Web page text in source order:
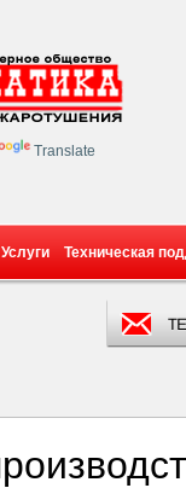
Translate
Услуги Техническая